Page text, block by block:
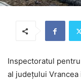
Inspectoratul
al județului